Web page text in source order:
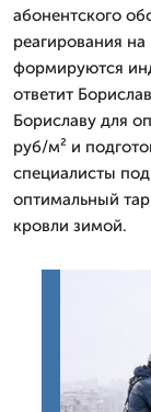
абонентского
реагирования
формируются
ответит
Бориславу для
руб/м² и
специалисты
оптимальный
кровли зимой.